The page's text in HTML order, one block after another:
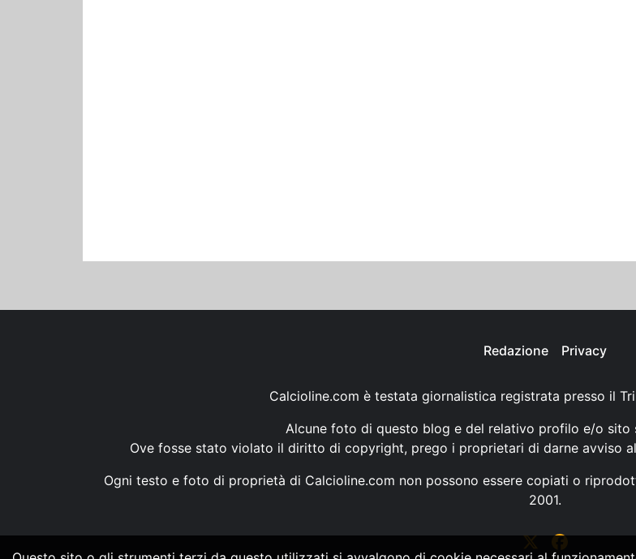
Redazione Privacy
Calcioline.com è testata giornalistica registrata presso il
Alcune foto di questo blog e del relativo profilo e/o sito
Ove fosse stato violato il diritto di copyright, prego i proprietari di darne avviso
Ogni testo e foto di proprietà di Calcioline.com non possono essere copiati o
2001.